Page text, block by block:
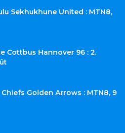
Sekhukhune United : MTN8,
Cottbus Hannover 96 : 2.
Golden Arrows : MTN8, 9